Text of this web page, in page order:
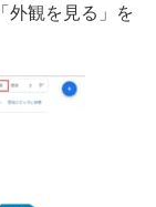
外観を見る」を